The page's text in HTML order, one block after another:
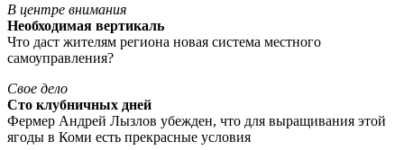
В центре внимания
Необходимая вертикаль
Что даст жителям региона новая система местного
самоуправления?
Свое дело
Сто клубничных дней
Фермер Андрей Лызлов убежден, что для выращивания этой
ягоды в Коми есть прекрасные условия